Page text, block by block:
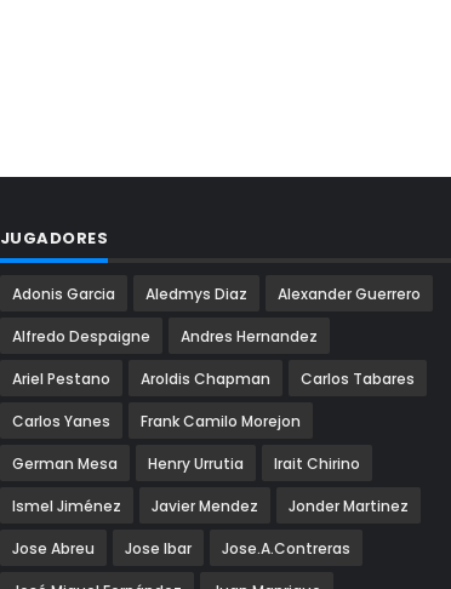
JUGADORES
Adonis Garcia Aledmys Diaz Alexander Guerrero
Alfredo Despaigne Andres Hernandez
Ariel Pestano Aroldis Chapman Carlos Tabares
Carlos Yanes Frank Camilo Morejon
German Mesa Henry Urrutia Irait Chirino
Ismel Jiménez Javier Mendez Jonder Martinez
Jose Abreu Jose Ibar Jose.A.Contreras